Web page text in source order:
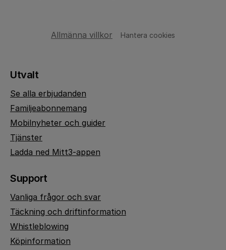
Allmänna villkor Hantera cookies
Utvalt
Se alla erbjudanden
Familjeabonnemang
Mobilnyheter och guider
Tjänster
Ladda ned Mitt3-appen
Support
Vanliga frågor och svar
Täckning och driftinformation
Whistleblowing
Köpinformation